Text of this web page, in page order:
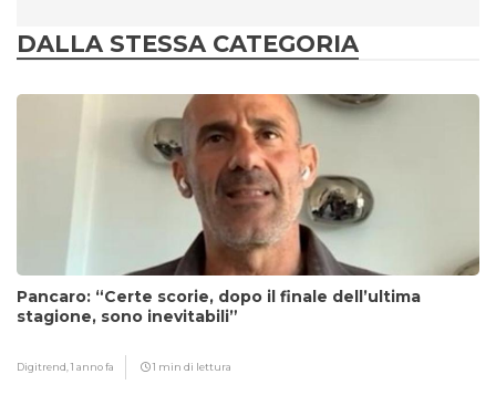
DALLA STESSA CATEGORIA
Pancaro: “Certe scorie, dopo il finale dell’ultima
stagione, sono inevitabili”
Digitrend,1 anno fa 1 min di lettura